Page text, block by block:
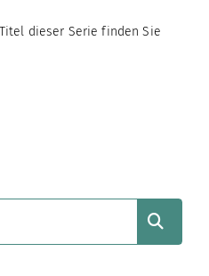
dieser Serie finden Sie
SUCHEN